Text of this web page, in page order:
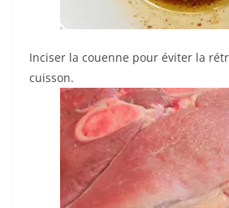
Inciser la couenne pour éviter la
cuisson.